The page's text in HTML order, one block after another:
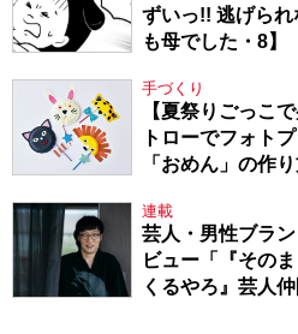
ずいっ!! 逃げら
も母でした・8】
手づくり
【夏祭りごっこ
トローでフォト
「おめん」の作
連載
芸人・男性ブラ
ビュー「『その
くるやろ』芸人